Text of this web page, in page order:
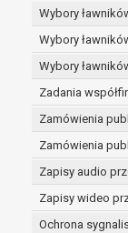
Wybory
Wybory
Wybory
Zadania
Zamówienia
Zamówienia
Zapisy audio
Zapisy wideo
Ochrona